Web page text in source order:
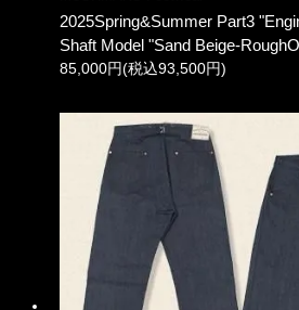
2025Spring&Summer Part3
Shaft Model "Sand Beige-
85,000円(税込93,500円)